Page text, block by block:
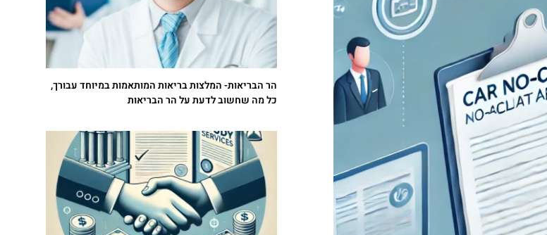
הר הבריאות- המלצות בריאות המותאמות במיוחד עבורך,
כל מה שחשוב לדעת על הר הבריאות